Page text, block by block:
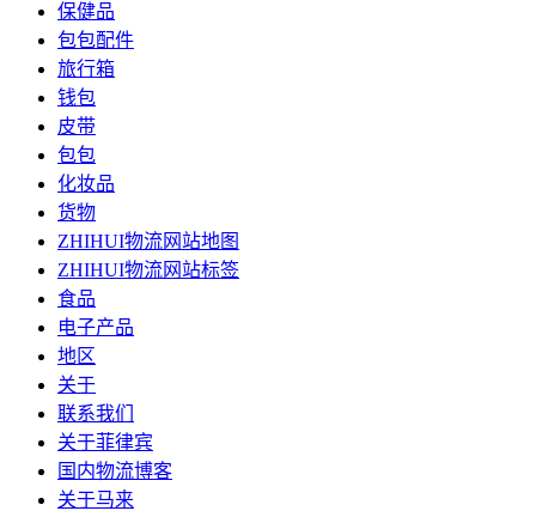
保健品
包包配件
旅行箱
钱包
皮带
包包
化妆品
货物
ZHIHUI物流网站地图
ZHIHUI物流网站标签
食品
电子产品
地区
关于
联系我们
关于菲律宾
国内物流博客
关于马来